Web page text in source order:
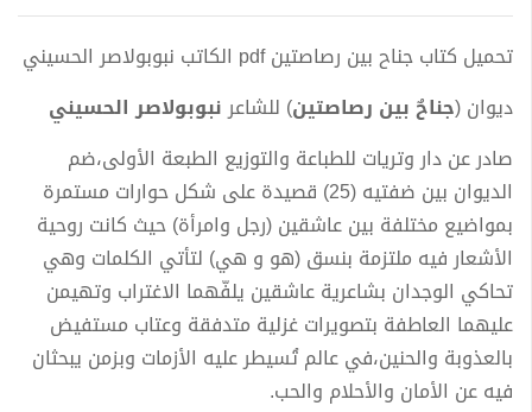
تحميل كتاب جناح بين رصاصتين pdf الكاتب نبوبولاصر الحسيني
ديوان (جناحٌ بين رصاصتين) للشاعرنبوبولاصر الحسيني
صادر عن دار وتريات للطباعة والتوزيع الطبعة الأولى،ضم
الديوان بين ضفتيه (25) قصيدة على شكل حوارات مستمرة
بمواضيع مختلفة بين عاشقين (رجل وامرأة) حيث كانت روحية
الأشعار فيه ملتزمة بنسق (هو و هي) لتأتي الكلمات وهي
تحاكي الوجدان بشاعرية عاشقين يلفّهما الاغتراب وتهيمن
عليهما العاطفة بتصويرات غزلية متدفقة وعتاب مستفيض
بالعذوبة والحنين،في عالم تُسيطر عليه الأزمات وبزمن يبحثان
فيه عن الأمان والأحلام والحب.